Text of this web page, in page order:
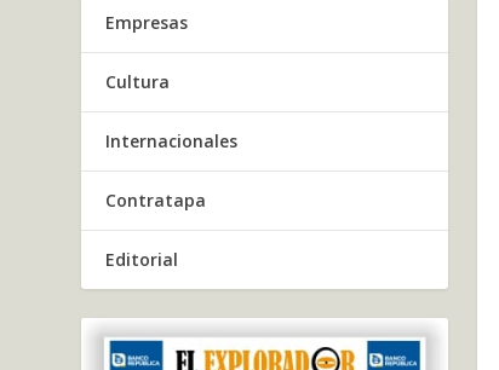
Empresas
Cultura
Internacionales
Contratapa
Editorial